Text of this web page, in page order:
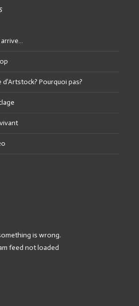
arrive…
Pourquoi pas?
is wrong.
feed not loaded